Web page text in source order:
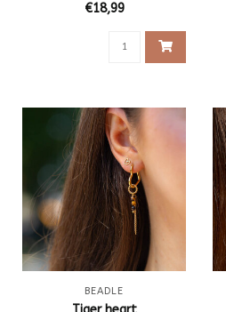
€18,99
BEADLE